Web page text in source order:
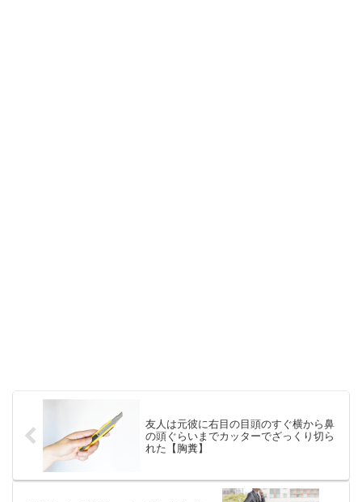
友人は元彼に右目の目頭のすぐ横から鼻
の頭ぐらいまでカッターでざっくり切ら
れた【胸糞】